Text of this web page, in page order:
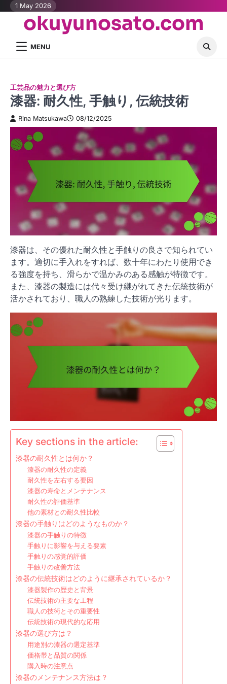
Skip
content
1 May 2026
okuyunosato.com
MENU
工芸品の魅力と選び方
漆器: 耐久性, 手触り, 伝統技術
Rina Matsukawa 08/12/2025
漆器は、その優れた耐久性と手触りの良さで知られてい
ます。適切に手入れをすれば、数十年にわたり使用でき
る強度を持ち、滑らかで温かみのある感触が特徴です。
また、漆器の製造には代々受け継がれてきた伝統技術が
活かされており、職人の熟練した技術が光ります。
Key sections in the article:
漆器の耐久性とは何か？
漆器の耐久性の定義
耐久性を左右する要因
漆器の寿命とメンテナンス
耐久性の評価基準
他の素材との耐久性比較
漆器の手触りはどのようなものか？
漆器の手触りの特徴
手触りに影響を与える要素
手触りの感覚的評価
手触りの改善方法
漆器の伝統技術はどのように継承されているか？
漆器製作の歴史と背景
伝統技術の主要な工程
職人の技術とその重要性
伝統技術の現代的な応用
漆器の選び方は？
用途別の漆器の選定基準
価格帯と品質の関係
購入時の注意点
漆器のメンテナンス方法は？